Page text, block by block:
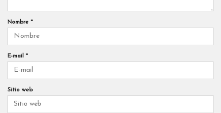
Nombre *
E-mail *
Sitio web